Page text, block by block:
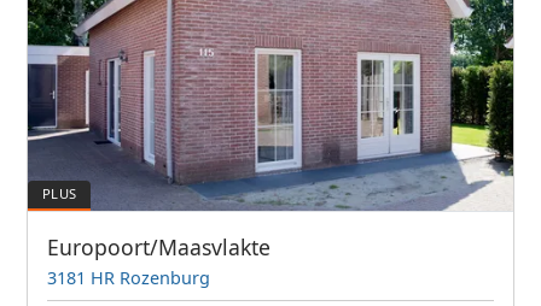
Europoort/Maasvlakte
3181 HR Rozenburg